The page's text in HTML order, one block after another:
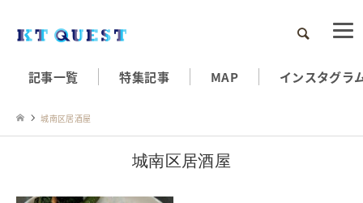
検索
記事一覧 特集記事 MAP インスタグラ
城南区居酒屋
城南区居酒屋